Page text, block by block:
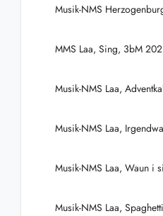
Musik-NMS
MMS Laa, Sing, 3bM
Musik-NMS Laa,
Musik-NMS Laa,
Musik-NMS Laa, Waun i
Musik-NMS Laa,